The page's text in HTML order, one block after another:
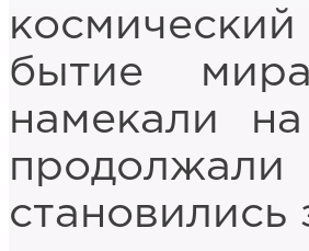
бытие
намекали
становились